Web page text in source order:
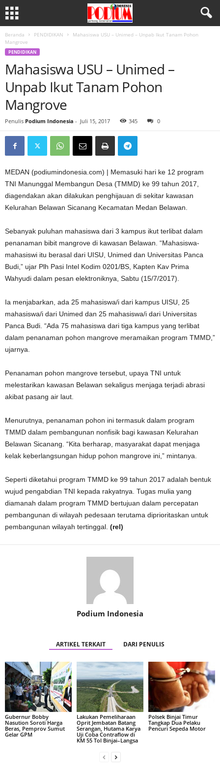
Beranda PENDIDIKAN
Mahasiswa USU – Unimed – Unpab Ikut Tanam Pohon
Mangrove
PENDIDIKAN
Mahasiswa USU – Unimed –
Unpab Ikut Tanam Pohon
Mangrove
Penulis Podium Indonesia - Juli 15, 2017 345 0
MEDAN (podiumindonesia.com) | Memasuki hari ke 12 program
TNI Manunggal Membangun Desa (TMMD) ke 99 tahun 2017,
diagendakan akan dilakukan penghijauan di sekitar kawasan
Kelurahan Belawan Sicanang Kecamatan Medan Belawan.
Sebanyak puluhan mahasiswa dari 3 kampus ikut terlibat dalam
penanaman bibit mangrove di kawasan Belawan. “Mahasiswa-
mahasiswi itu berasal dari UISU, Unimed dan Universitas Panca
Budi,” ujar Plh Pasi Intel Kodim 0201/BS, Kapten Kav Prima
Wahyudi dalam pesan elektroniknya, Sabtu (15/7/2017).
Ia menjabarkan, ada 25 mahasiswa/i dari kampus UISU, 25
mahasiswa/i dari Unimed dan 25 mahasiswa/i dari Universitas
Panca Budi. “Ada 75 mahasiswa dari tiga kampus yang terlibat
dalam penanaman pohon mangrove meramaikan program TMMD,”
ujarnya.
Penanaman pohon mangrove tersebut, upaya TNI untuk
melestarikan kawasan Belawan sekaligus menjaga terjadi abrasi
akibat pasang air laut.
Menurutnya, penanaman pohon ini termasuk dalam program
TMMD dalam pembangunan nonfisik bagi kawasan Kelurahan
Belawan Sicanang. “Kita berharap, masyarakat dapat menjaga
kelak keberlangsungan hidup pohon mangrove ini,” mintanya.
Seperti diketahui program TMMD ke 99 tahun 2017 adalah bentuk
wujud pengabdian TNI kepada rakyatnya. Tugas mulia yang
diamanah dalam program TMMD bertujuan dalam percepatan
pembangunan di wilayah pedesaan terutama diprioritaskan untuk
pembangunan wilayah tertinggal. (rel)
Podium Indonesia
ARTIKEL TERKAIT DARI PENULIS
Gubernur Bobby
Nasution Soroti Harga
Beras, Pemprov Sumut
Gelar GPM
Lakukan Pemeliharaan
Oprit Jembatan Batang
Serangan, Hutama Karya
Uji Coba Contraflow di
KM 55 Tol Binjai–Langsa
Polsek Binjai Timur
Tangkap Dua Pelaku
Pencuri Sepeda Motor